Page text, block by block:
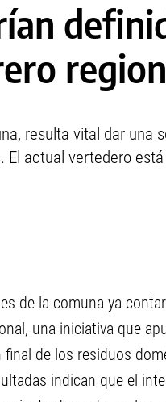
resulta vital dar una
El actual vertedero
de la comuna ya
una iniciativa que
final de los residuos
indican que el